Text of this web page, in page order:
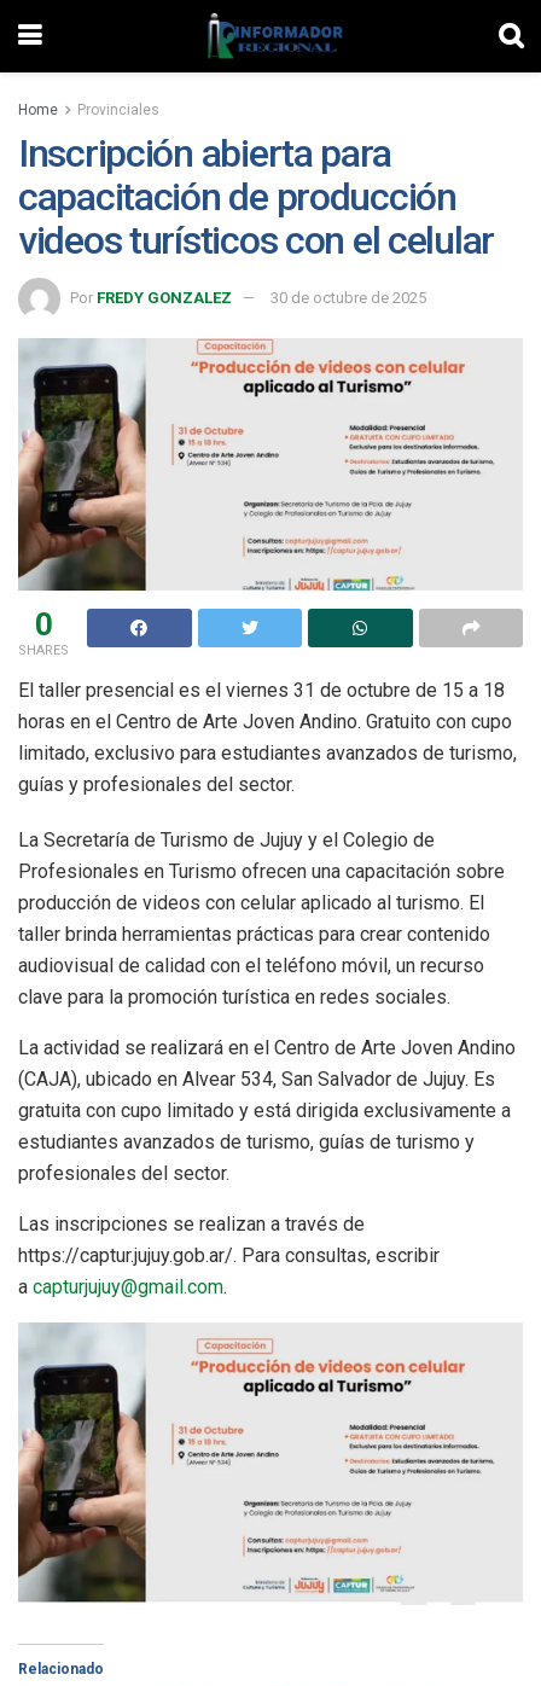
Home Provinciales
Inscripción abierta para
capacitación de producción
videos turísticos con el celular
Por FREDY GONZALEZ 30 de octubre de 2025
0
SHARES
El taller presencial es el viernes 31 de octubre de 15 a 18
horas en el Centro de Arte Joven Andino. Gratuito con cupo
limitado, exclusivo para estudiantes avanzados de turismo,
guías y profesionales del sector.
La Secretaría de Turismo de Jujuy y el Colegio de
Profesionales en Turismo ofrecen una capacitación sobre
producción de videos con celular aplicado al turismo. El
taller brinda herramientas prácticas para crear contenido
audiovisual de calidad con el teléfono móvil, un recurso
clave para la promoción turística en redes sociales.
La actividad se realizará en el Centro de Arte Joven Andino
(CAJA), ubicado en Alvear 534, San Salvador de Jujuy. Es
gratuita con cupo limitado y está dirigida exclusivamente a
estudiantes avanzados de turismo, guías de turismo y
profesionales del sector.
Las inscripciones se realizan a través de
https://captur.jujuy.gob.ar/. Para consultas, escribir
a capturjujuy@gmail.com.
Relacionado